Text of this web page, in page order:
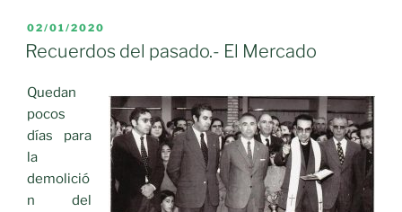
ayudas
Francia»
PUBLICADO
EL
02/01/2020
Recuerdos del pasado.- El Mercado
Quedan
pocos
días para
la
demolició
n del